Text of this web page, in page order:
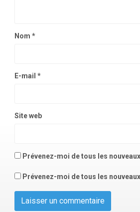
Nom *
E-mail *
Site web
Prévenez-moi de tous les
Prévenez-moi de tous les